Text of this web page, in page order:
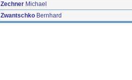
Zechner Michael
Zwantschko Bernhard